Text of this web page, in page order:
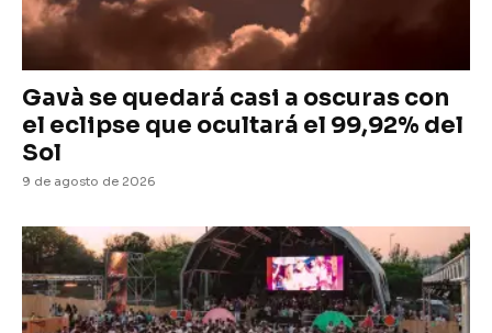
Gavà se quedará casi a oscuras con
el eclipse que ocultará el 99,92% del
Sol
9 de agosto de 2026